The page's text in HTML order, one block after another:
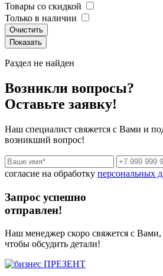
Товары со скидкой
Только в наличии
Очистить
Раздел не найден
Возникли вопросы?
Оставьте заявку!
Наш специалист свяжется с Вами и
возникший вопрос!
согласие на обработку персональных
Запрос успешно
отправлен!
Наш менеджер скоро свяжется с Вами,
чтобы обсудить детали!